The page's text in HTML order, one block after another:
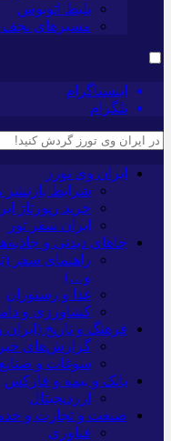
بلیط اتوبوس
مسیرهای نجف
اینستاگرام
تلگرام
ایران وی تورز
شرایط بازنشر
خرید رپورتاژ
ایران سفر تور
جاهای دیدنی و
راهنمای سفر
و…)
غذا و رستوران
کشاورزی و
فرهنگ و تاریخ
گزارش‌های
سوغات و
بانک و بیمه و فارکس
ارزدیجیتال
صنعت و تجارت و
فناوری